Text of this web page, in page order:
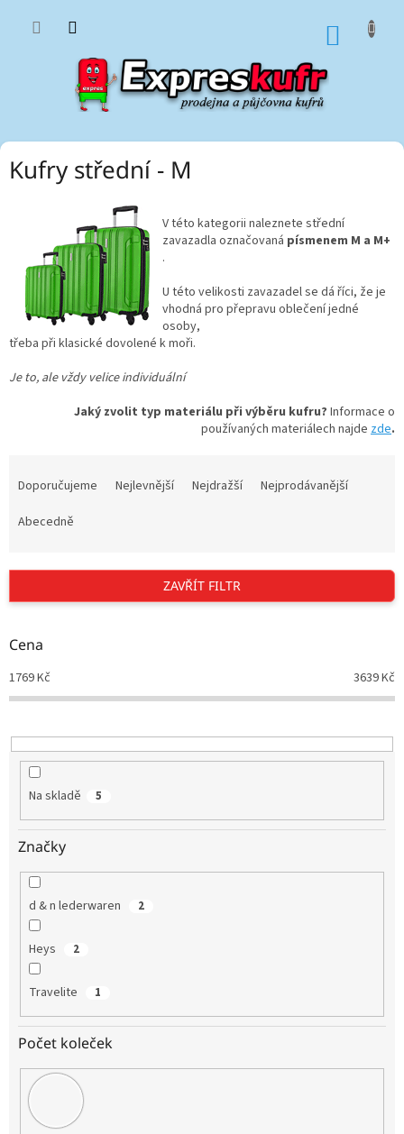
Kufry střední - M
V této kategorii naleznete střední
zavazadla označovaná písmenem M a M+
.
U této velikosti zavazadel se dá říci, že je
vhodná pro přepravu oblečení jedné
osoby,
třeba při klasické dovolené k moři.
Je to, ale vždy velice individuální
Jaký zvolit typ materiálu při výběru kufru? Informace o
používaných materiálech najde zde.
r
d
k
t
Doporučujeme Nejlevnější Nejdražší
Nejprodávanější
Abecedně
ZAVŘÍT FILTR
Cena
1769Kč 3639Kč
Na skladě 5
Značky
d & n lederwaren 2
Heys 2
Travelite 1
Počet koleček